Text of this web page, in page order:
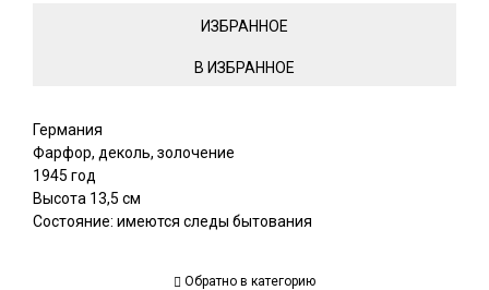
ИЗБРАННОЕ
Германия
Фарфор, деколь, золочение
1945 год
Высота 13,5 см
Состояние: имеются следы бытования
Обратно в категорию